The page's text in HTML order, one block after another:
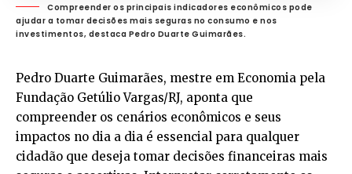
Compreender os principais indicadores econômicos pode
ajudar a tomar decisões mais seguras no consumo e nos
investimentos, destaca Pedro Duarte Guimarães.
Pedro Duarte Guimarães, mestre em Economia pela
Fundação Getúlio Vargas/RJ, aponta que
compreender os cenários econômicos e seus
impactos no dia a dia é essencial para qualquer
cidadão que deseja tomar decisões financeiras mais